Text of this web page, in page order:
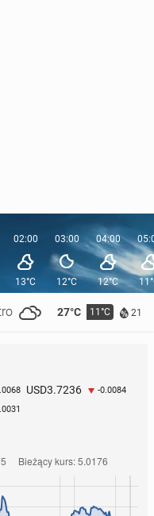
27°C 11°C 21
02:00
13°C
03:00
12°C
04:00
12°C
USD3.7236 -0.0084